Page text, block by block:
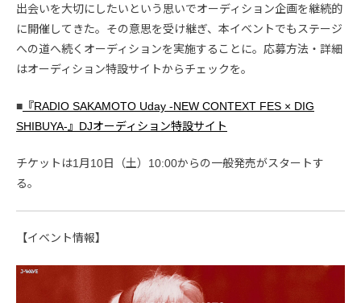
出会いを大切にしたいという思いでオーディション企画を継続的
に開催してきた。その意思を受け継ぎ、本イベントでもステージ
への道へ続くオーディションを実施することに。応募方法・詳細
はオーディション特設サイトからチェックを。
■ 『RADIO SAKAMOTO Uday -NEW CONTEXT FES × DIG
SHIBUYA-』DJオーディション特設サイト
チケットは1月10日（土）10:00からの一般発売がスタートす
る。
【イベント情報】